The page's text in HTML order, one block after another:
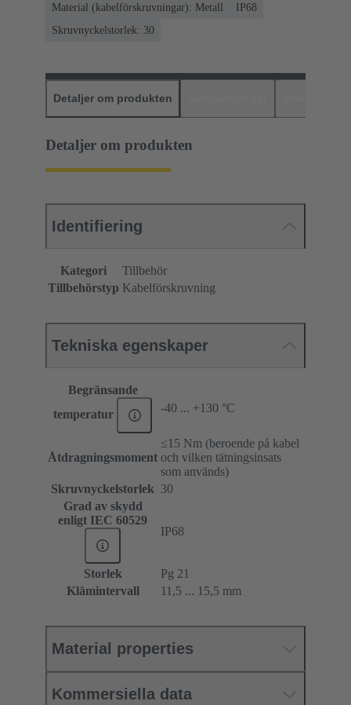
Material (kabelförskruvningar): Metall
IP68
Skruvnyckelstorlek: 30
Detaljer om produkten
Detaljer om produkten
Identifiering
Kategori
Tillbehör
Tillbehörstyp Kabelförskruvning
Tekniska egenskaper
Begränsande
temperatur
-40 ... +130 °C
Åtdragningsmoment
≤15 Nm (beroende på kabel
och vilken tätningsinsats
som används)
Skruvnyckelstorlek 30
Grad av skydd
enligt IEC 60529
IP68
Storlek
Pg 21
Klämintervall
11,5 ... 15,5 mm
Material properties
Kommersiella data